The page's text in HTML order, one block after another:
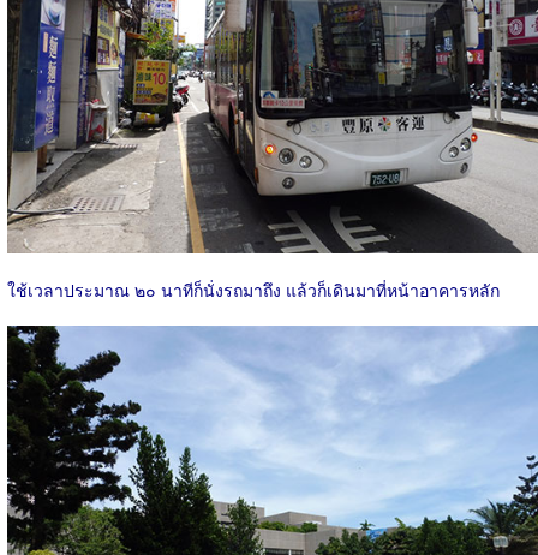
ใช้เวลาประมาณ ๒๐ นาทีก็นั่งรถมาถึง แล้วก็เดินมาที่หน้าอาคารหลัก